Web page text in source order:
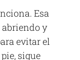
Esa
y
evitar el
sigue